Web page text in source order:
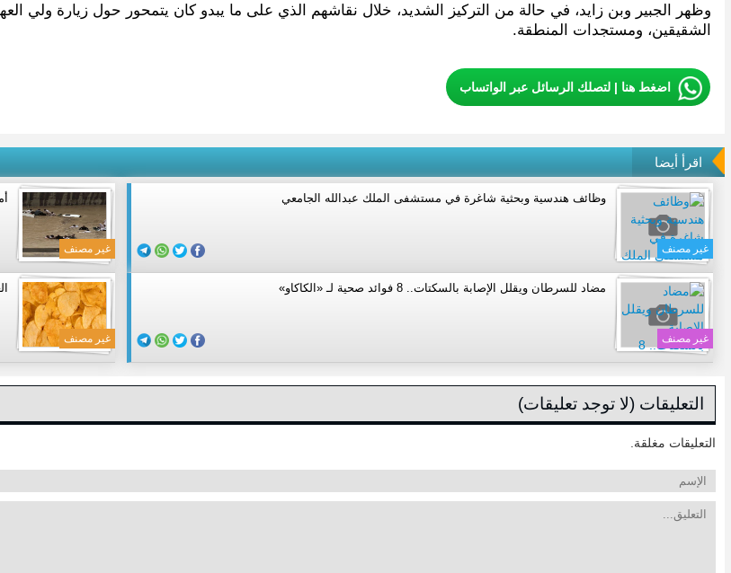
وظهر الجبير وبن زايد، في حالة من التركيز الشديد، خلال نقاشهم الذي على ما يبدو كان يتمحور حول زيارة ولي العهد
الشقيقين، ومستجدات المنطقة.
اضغط هنا | لتصلك الرسائل عبر الواتساب
اقرأ أيضا
غير مصنف
وظائف هندسية وبحثية شاغرة في مستشفى الملك عبدالله الجامعي
غير مصنف
غير مصنف
مضاد للسرطان ويقلل الإصابة بالسكتات.. 8 فوائد صحية لـ «الكاكاو»
غير مصنف
التعليقات (لا توجد تعليقات)
التعليقات مغلقة.